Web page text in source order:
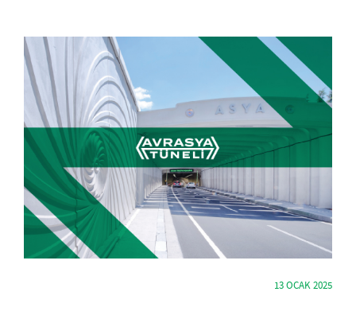
13 OCAK 2025